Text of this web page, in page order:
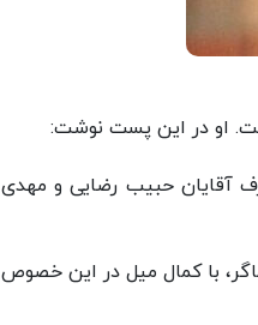
او در این پست نوشت:
آقایان حبیب رضایی ‌و مهدی
با کمال میل در این خصوص